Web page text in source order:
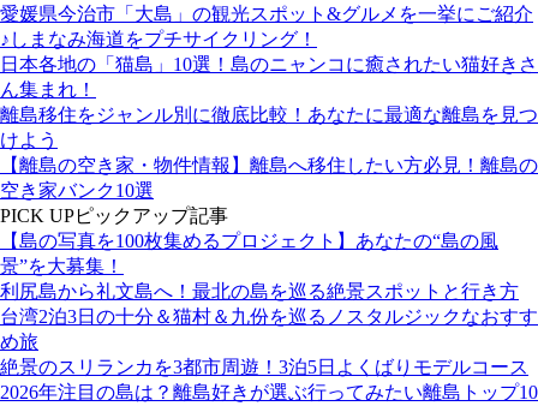
愛媛県今治市「大島」の観光スポット&グルメを一挙にご紹介
♪しまなみ海道をプチサイクリング！
日本各地の「猫島」10選！島のニャンコに癒されたい猫好きさ
ん集まれ！
離島移住をジャンル別に徹底比較！あなたに最適な離島を見つ
けよう
【離島の空き家・物件情報】離島へ移住したい方必見！離島の
空き家バンク10選
PICK UPピックアップ記事
【島の写真を100枚集めるプロジェクト】あなたの“島の風
景”を大募集！
利尻島から礼文島へ！最北の島を巡る絶景スポットと行き方
台湾2泊3日の十分＆猫村＆九份を巡るノスタルジックなおすす
め旅
絶景のスリランカを3都市周遊！3泊5日よくばりモデルコース
2026年注目の島は？離島好きが選ぶ行ってみたい離島トップ10